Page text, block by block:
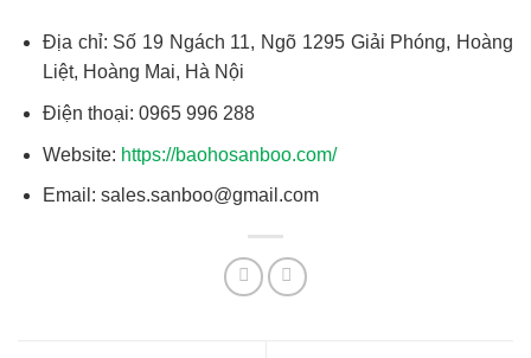
Địa chỉ: Số 19 Ngách 11, Ngõ 1295 Giải Phóng, Hoàng
Liệt, Hoàng Mai, Hà Nội
Điện thoại: 0965 996 288
Website: https://baohosanboo.com/
Email: sales.sanboo@gmail.com